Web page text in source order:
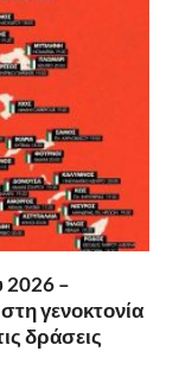
2026 –
γενοκτονία
δράσεις